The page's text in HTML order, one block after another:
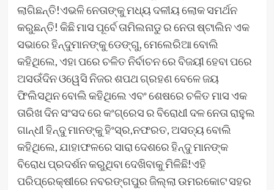
ଲାଗିଛନ୍ତି!ଏଭଳି ନେତାଙ୍କୁ ମଧ୍ୟ ଦଳୀୟ ଲୋକ ସମର୍ଥନ
କରୁଛନ୍ତି! କିଛି ମାସ ପୂର୍ବେ ତାମିଲନାଡୁ ର ନେତା ଷ୍ଟାଲିନ ଏକ
ସଭାରେ ହିନ୍ଦୁମାନଙ୍କୁ ଡେଙ୍ଗୁ, ମେଲେରିଆ ବୋଲି
କହିଥିଲେ, ଏହା ପରେ ଚଳିତ ନିର୍ବାଚନ ରେ ବିଜୟୀ ହେବା ପରେ
ଅସଉଁଦିନ ଓୱେସି ନିଜର ଶପଥ ଗ୍ରହଣ ବେଳେ ଜୟ
ଫିଲିସଥିନ ବୋଲି କହିଥିଲେ ଏବଂ ଶେଷରେ ଚଳିତ ମାସ ଏକ
ତାରିଖ ଦିନ ସଂସଦ ରେ କଂଗ୍ରେସ ର ବିରୋଧୀ ଦଳ ନେତା ରାହୁଲ
ଗାନ୍ଧୀ ହିନ୍ଦୁ ମାନଙ୍କୁ ହିଂସ୍ର,ନଫରତ, ଅସତ୍ୟ ବୋଲି
କହିଥିଲେ, ଯାହାଫଳରେ ସାରା ଦେଶରେ ହିନ୍ଦୁ ମାନଙ୍କ
ବିରୋଧ ପ୍ରଦର୍ଶନ କରୁଥିବା ଦେଖିବାକୁ ମିଳିଛି!ଏହି
ପରିପ୍ରେକ୍ଷୀରେ ନବରଙ୍ଗପୁର ଜିଲ୍ଲା ଉମରକୋଟ ସହର